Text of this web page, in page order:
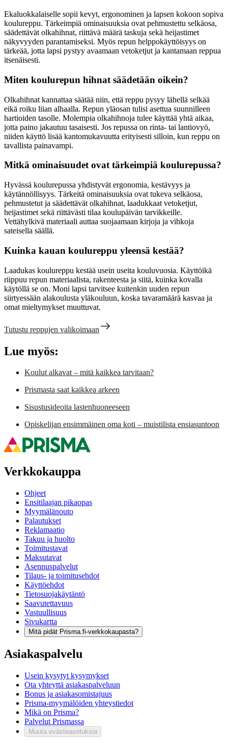
Ekaluokkalaiselle sopii kevyt, ergonominen ja lapsen kokoon sopiva
koulureppu. Tärkeimpiä ominaisuuksia ovat pehmustettu selkäosa,
säädettävät olkahihnat, riittävä määrä taskuja sekä heijastimet
näkyvyyden parantamiseksi. Myös repun helppokäyttöisyys on
tärkeää, jotta lapsi pystyy avaamaan vetoketjut ja kantamaan reppua
itsenäisesti.
Miten koulurepun hihnat säädetään oikein?
Olkahihnat kannattaa säätää niin, että reppu pysyy lähellä selkää
eikä roiku liian alhaalla. Repun yläosan tulisi asettua suunnilleen
hartioiden tasolle. Molempia olkahihnoja tulee käyttää yhtä aikaa,
jotta paino jakautuu tasaisesti. Jos repussa on rinta- tai lantiovyö,
niiden käyttö lisää kantomukavuutta erityisesti silloin, kun reppu on
tavallista painavampi.
Mitkä ominaisuudet ovat tärkeimpiä koulurepussa?
Hyvässä koulurepussa yhdistyvät ergonomia, kestävyys ja
käytännöllisyys. Tärkeitä ominaisuuksia ovat tukeva selkäosa,
pehmustetut ja säädettävät olkahihnat, laadukkaat vetoketjut,
heijastimet sekä riittävästi tilaa koulupäivän tarvikkeille.
Vettähylkivä materiaali auttaa suojaamaan kirjoja ja vihkoja
sateisella säällä.
Kuinka kauan koulureppu yleensä kestää?
Laadukas koulureppu kestää usein useita kouluvuosia. Käyttöikä
riippuu repun materiaalista, rakenteesta ja siitä, kuinka kovalla
käytöllä se on. Moni lapsi tarvitsee kuitenkin uuden repun
siirtyessään alakoulusta yläkouluun, koska tavaramäärä kasvaa ja
omat mieltymykset muuttuvat.
Tutustu reppujen valikoimaan
Lue myös:
Koulut alkavat – mitä kaikkea tarvitaan?
Prismasta saat kaikkea arkeen
Sisustusideoita lastenhuoneeseen
Opiskelijan ensimmäinen oma koti – muistilista ensiasuntoon
Verkkokauppa
Ohjeet
Ensitilaajan pikaopas
Myymälänouto
Palautukset
Reklamaatio
Takuu ja huolto
Toimitustavat
Maksutavat
Asennuspalvelut
Tilaus- ja toimitusehdot
Käyttöehdot
Tietosuojakäytäntö
Saavutettavuus
Vastuullisuus
Sivukartta
Mitä pidät Prisma.fi-verkkokaupasta?
Asiakaspalvelu
Usein kysytyt kysymykset
Ota yhteyttä asiakaspalveluun
Bonus ja asiakasomistajuus
Prisma-myymälöiden yhteystiedot
Mikä on Prisma?
Palvelut Prismassa
Muuta evästeasetuksia